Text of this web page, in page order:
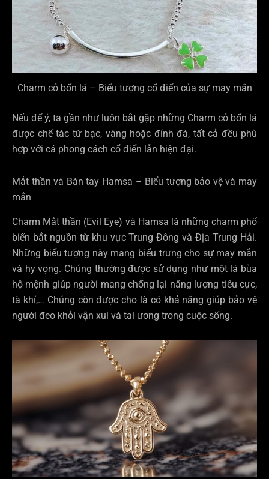
Charm cỏ bốn lá – Biểu tượng cổ điển của sự may mắn
Nếu để ý, ta gần như luôn bắt gặp những Charm cỏ bốn lá
được chế tác từ bạc, vàng hoặc đính đá, tất cả đều phù
hợp với cả phong cách cổ điển lẫn hiện đại.
Mắt thần và Bàn tay Hamsa – Biểu tượng bảo vệ và may
mắn
Charm Mắt thần (Evil Eye) và Hamsa là những charm phổ
biến bắt nguồn từ khu vực Trung Đông và Địa Trung Hải.
Những biểu tượng này mang biểu trưng cho sự may mắn
và hy vọng. Chúng thường được sử dụng như một lá bùa
hộ mệnh giúp người mang chống lại năng lượng tiêu cực,
tà khí,… Chúng còn được cho là có khả năng giúp bảo vệ
người đeo khỏi vận xui và tai ương trong cuộc sống.